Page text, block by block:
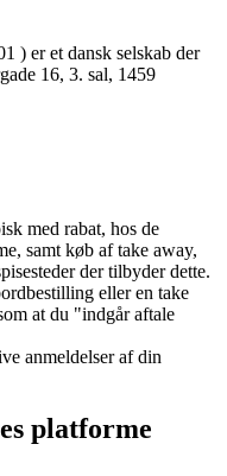
) er et dansk selskab der
16, 3. sal, 1459
med rabat, hos de
samt køb af take away,
der tilbyder dette.
eller en take
at du "indgår aftale
anmeldelser af din
platforme